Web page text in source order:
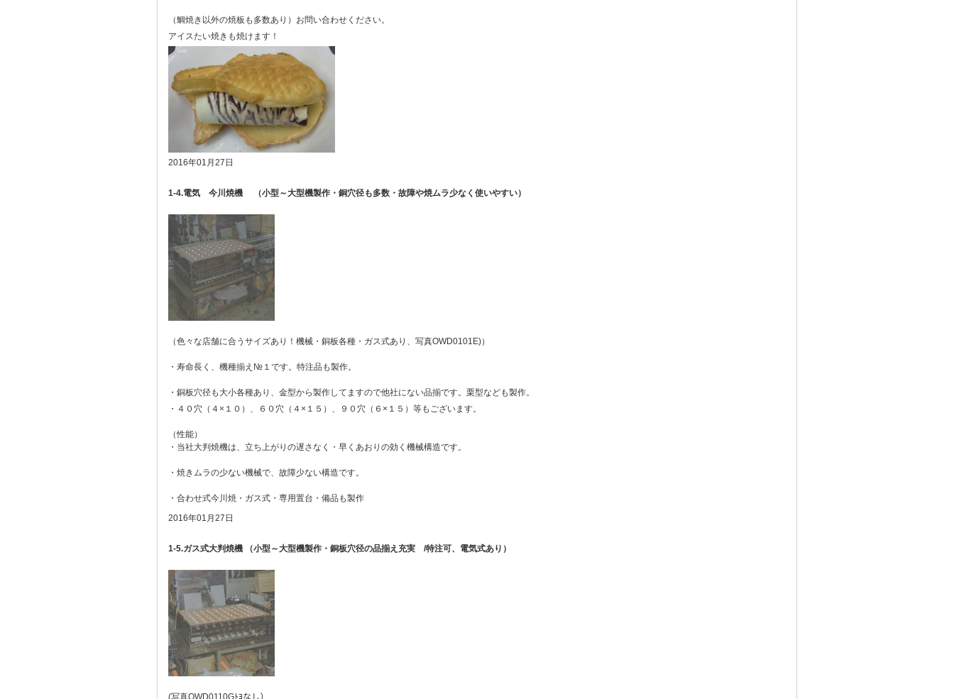
（鯛焼き以外の焼板も多数あり）お問い合わせください。
アイスたい焼きも焼けます！
2016年01月27日
1-4.電気 今川焼機 （小型～大型機製作・銅穴径も多数・故障や焼ムラ少なく使いやすい）
（色々な店舗に合うサイズあり！機械・銅板各種・ガス式あり、写真OWD0101E)）
・寿命長く、機種揃え№１です。特注品も製作。
・銅板穴径も大小各種あり、金型から製作してますので他社にない品揃です。栗型なども製作。
・４０穴（４×１０）、６０穴（４×１５）、９０穴（６×１５）等もございます。
（性能）
・当社大判焼機は、立ち上がりの遅さなく・早くあおりの効く機械構造です。
・焼きムラの少ない機械で、故障少ない構造です。
・合わせ式今川焼・ガス式・専用置台・備品も製作
2016年01月27日
1-5.ガス式大判焼機 （小型～大型機製作・銅板穴径の品揃え充実 /特注可、電気式あり）
(写真OWD0110Gﾄﾖなし）